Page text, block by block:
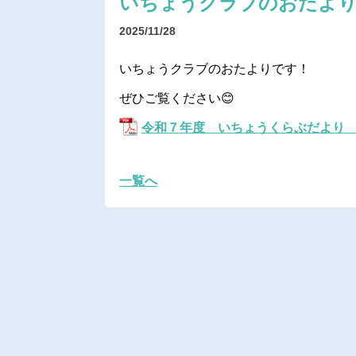
2025/11/28
いちょうクラブのおたよりです！
ぜひご覧ください😊
令和７年度 いちょうくらぶだより
一覧へ